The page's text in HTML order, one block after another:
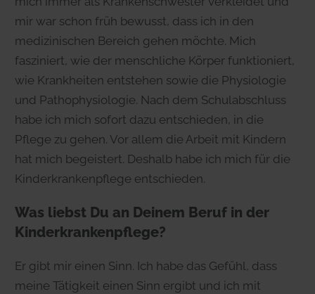
mir war schon früh bewusst, dass ich in den
medizinischen Bereich gehen möchte. Mich
fasziniert, wie der menschliche Körper funktioniert,
wie Krankheiten entstehen sowie die Physiologie
und Pathophysiologie. Nach dem Schulabschluss
habe ich mich sofort dazu entschieden, in die
Pflege zu gehen. Vor allem die Arbeit mit Kindern
hat mich begeistert. Deshalb habe ich mich für die
Kinderkrankenpflege entschieden.
Was liebst Du an Deinem Beruf in der
Kinderkrankenpflege?
Er gibt mir einen Sinn. Ich habe das Gefühl, dass
meine Tätigkeit einen Sinn ergibt und ich mit